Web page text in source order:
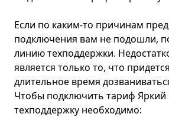
Если по каким-то причинам
подключения вам не подошли,
линию техподдержки.
является только то, что
длительное время
Чтобы подключить тариф Яркий
техподдержку необходимо: